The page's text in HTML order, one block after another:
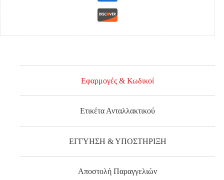
Εφαρμογές & Κωδικοί
Ετικέτα Ανταλλακτικού
ΕΓΓΥΗΣΗ & ΥΠΟΣΤΗΡΙΞΗ
Αποστολή Παραγγελιών